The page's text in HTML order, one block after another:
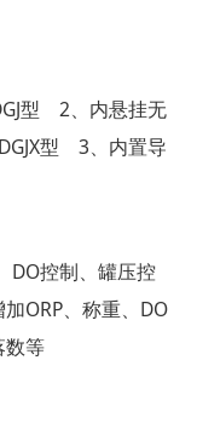
型 2 、内悬挂无
型 3 、内置导
DO控制、罐压控
加ORP、称重、 DO
数等